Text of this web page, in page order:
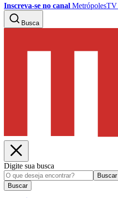
Inscreva-se no canal
Busca
Digite sua busca
Buscar
Buscar